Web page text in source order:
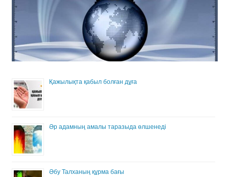
Қажылықта қабыл болған дұға
Әр адамның амалы таразыда өлшенеді
Әбу Талханың құрма бағы